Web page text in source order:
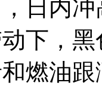
日内
下，
燃油